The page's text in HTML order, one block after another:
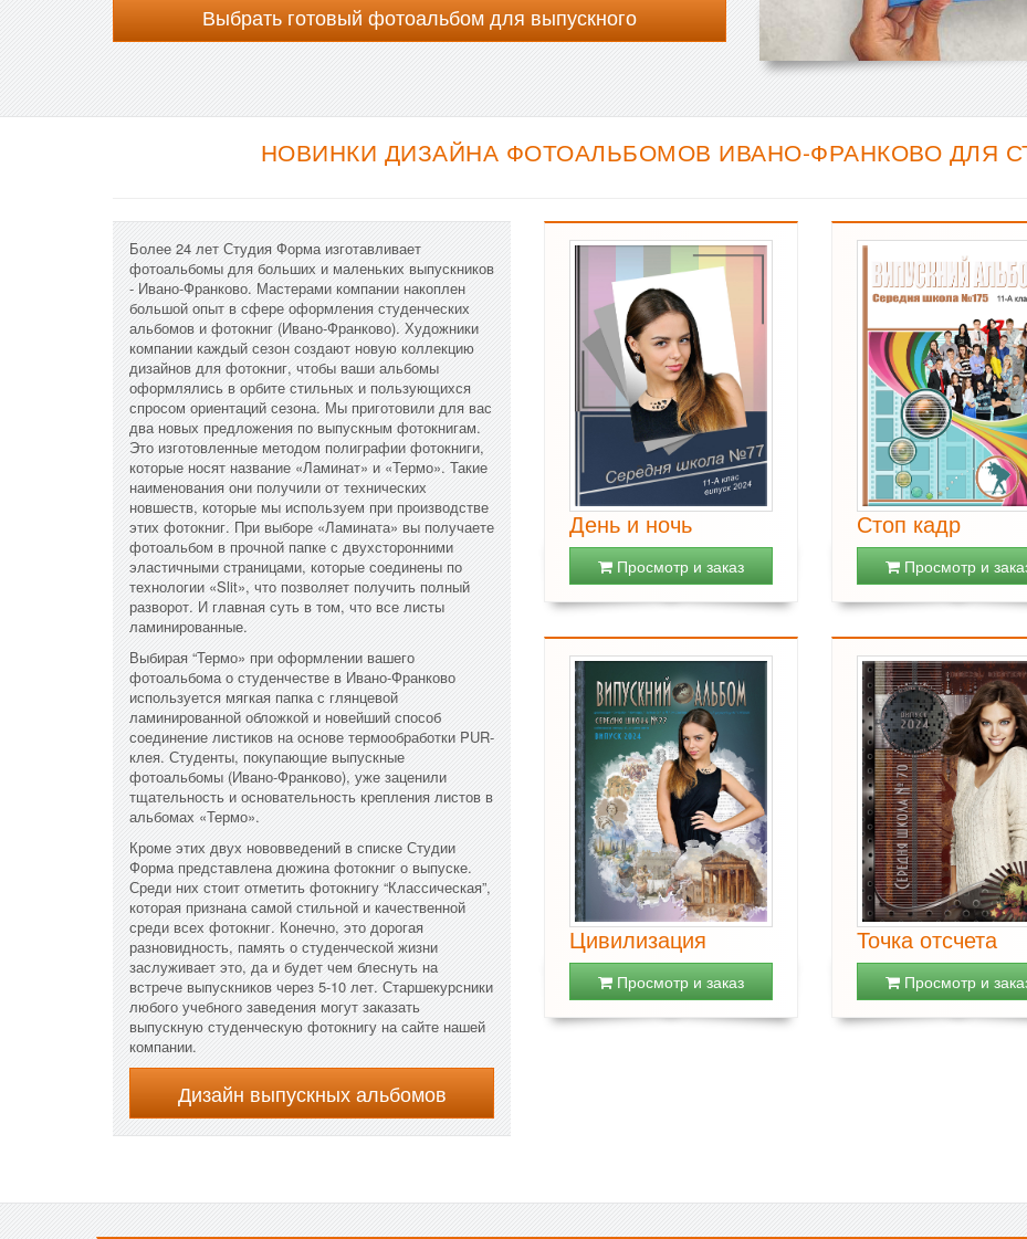
Выбрать готовый фотоальбом для выпускного
НОВИНКИ ДИЗАЙНА ФОТОАЛЬБОМОВ ИВАНО-ФРАНКОВО ДЛЯ
Более 24 лет Студия Форма изготавливает
фотоальбомы для больших и маленьких выпускников
- Ивано-Франково. Мастерами компании накоплен
большой опыт в сфере оформления студенческих
альбомов и фотокниг (Ивано-Франково). Художники
компании каждый сезон создают новую коллекцию
дизайнов для фотокниг, чтобы ваши альбомы
оформлялись в орбите стильных и пользующихся
спросом ориентаций сезона. Мы приготовили для вас
два новых предложения по выпускным фотокнигам.
Это изготовленные методом полиграфии фотокниги,
которые носят название «Ламинат» и «Термо». Такие
наименования они получили от технических
новшеств, которые мы используем при производстве
этих фотокниг. При выборе «Ламината» вы получаете
фотоальбом в прочной папке с двухсторонними
эластичными страницами, которые соединены по
технологии «Slit», что позволяет получить полный
разворот. И главная суть в том, что все листы
ламинированные.
Выбирая “Термо» при оформлении вашего
фотоальбома о студенчестве в Ивано-Франково
используется мягкая папка с глянцевой
ламинированной обложкой и новейший способ
соединение листиков на основе термообработки PUR-
клея. Студенты, покупающие выпускные
фотоальбомы (Ивано-Франково), уже заценили
тщательность и основательность крепления листов в
альбомах «Термо».
Кроме этих двух нововведений в списке Студии
Форма представлена дюжина фотокниг о выпуске.
Среди них стоит отметить фотокнигу “Классическая”,
которая признана самой стильной и качественной
среди всех фотокниг. Конечно, это дорогая
разновидность, память о студенческой жизни
заслуживает это, да и будет чем блеснуть на
встрече выпускников через 5-10 лет. Старшекурсники
любого учебного заведения могут заказать
выпускную студенческую фотокнигу на сайте нашей
компании.
Дизайн выпускных альбомов
День и ночь
Просмотр и заказ
Стоп кадр
Просмотр и
Цивилизация
Просмотр и заказ
Точка отсчета
Просмотр и